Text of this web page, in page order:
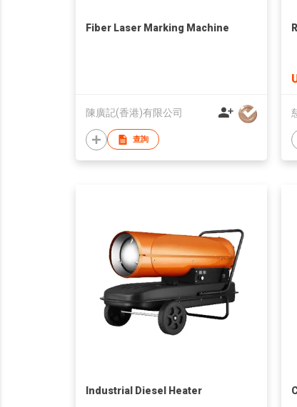
Fiber Laser Marking Machine
陳廣記(香港)有限公司
查詢
Industrial Diesel Heater